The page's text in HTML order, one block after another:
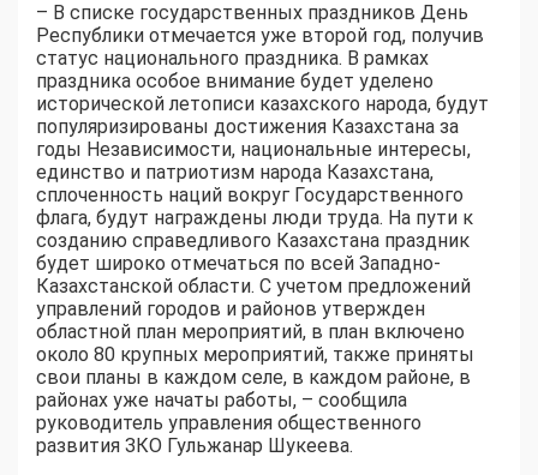
– В списке государственных праздников День
Республики отмечается уже второй год, получив
статус национального праздника. В рамках
праздника особое внимание будет уделено
исторической летописи казахского народа, будут
популяризированы достижения Казахстана за
годы Независимости, национальные интересы,
единство и патриотизм народа Казахстана,
сплоченность наций вокруг Государственного
флага, будут награждены люди труда. На пути к
созданию справедливого Казахстана праздник
будет широко отмечаться по всей Западно-
Казахстанской области. С учетом предложений
управлений городов и районов утвержден
областной план мероприятий, в план включено
около 80 крупных мероприятий, также приняты
свои планы в каждом селе, в каждом районе, в
районах уже начаты работы, – сообщила
руководитель управления общественного
развития ЗКО Гульжанар Шукеева.